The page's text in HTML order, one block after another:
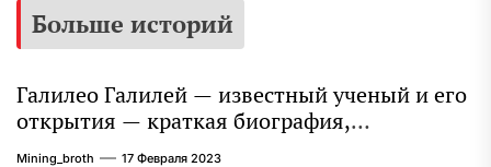
Больше историй
Галилео Галилей — известный ученый и его
открытия — краткая биография,
достижения и вклад в науку
Mining_broth 17 Февраля 2023